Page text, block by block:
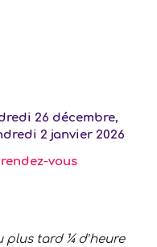
26 décembre,
2 janvier 2026
vous
plus tard ¼ d’heure